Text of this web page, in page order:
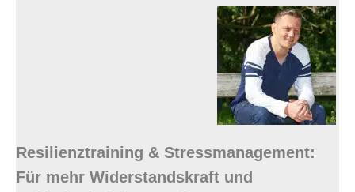
Resilienztraining & Stressmanagement:
Für mehr Widerstandskraft und